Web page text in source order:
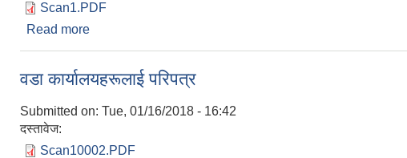
Scan1.PDF
Read more
वडा कार्यालयहरूलाई परिपत्र
Submitted on: Tue, 01/16/2018 - 16:42
दस्तावेज:
Scan10002.PDF